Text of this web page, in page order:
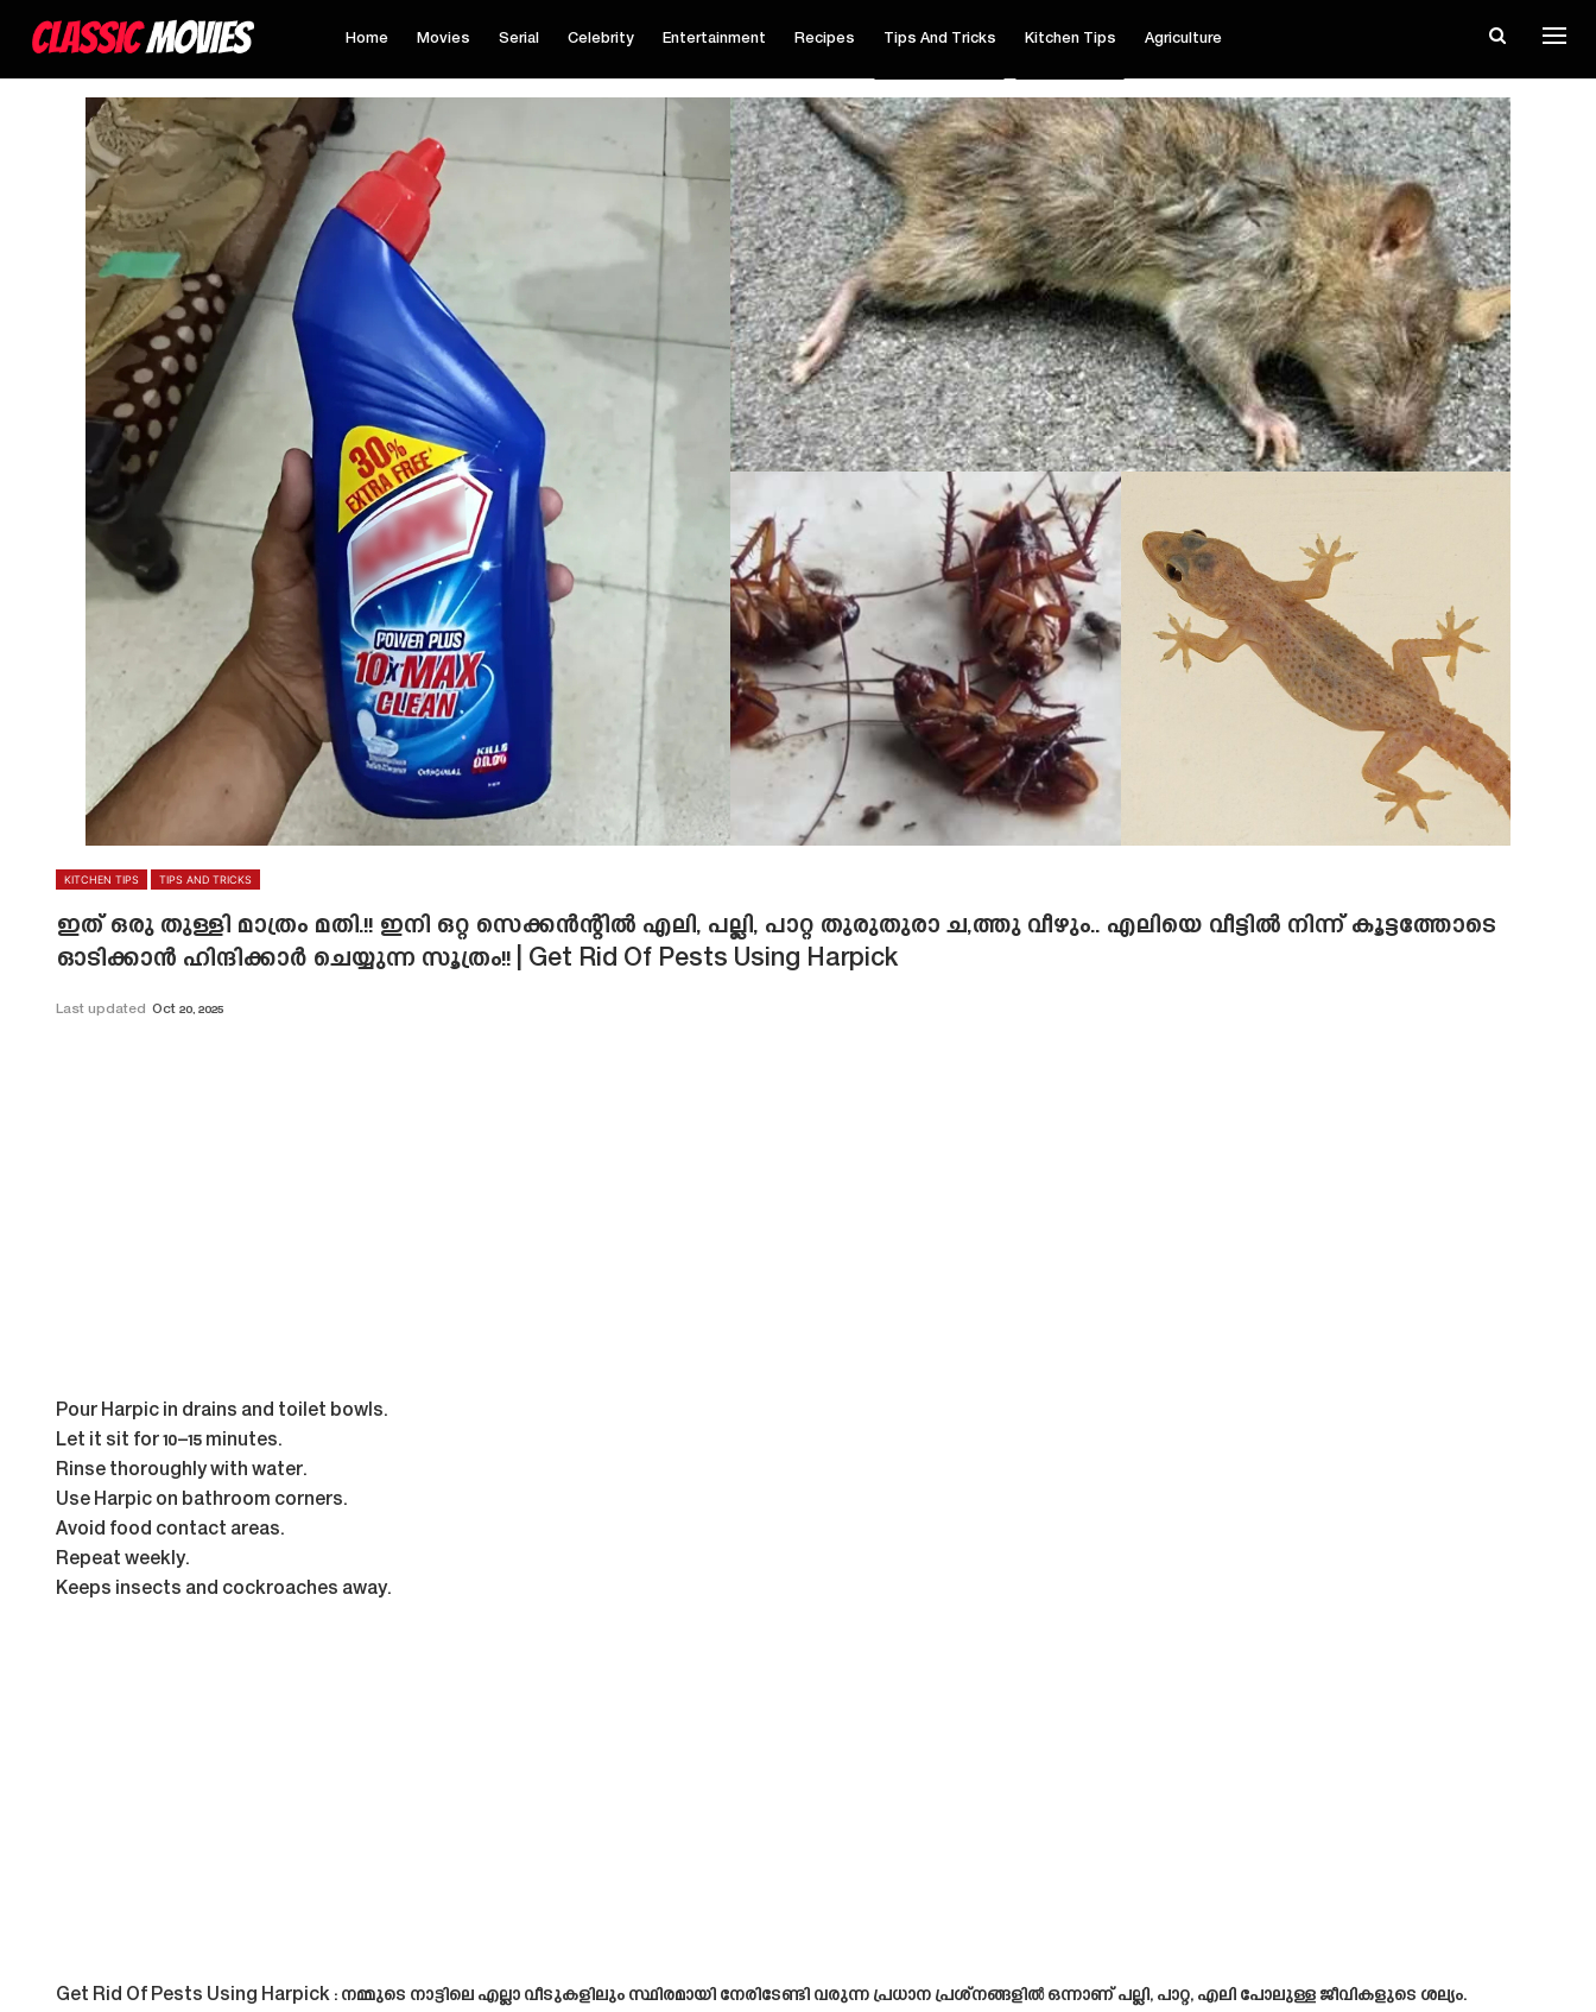
Home Movies Serial Celebrity Entertainment Recipes Tips And Tricks Kitchen Tips Agriculture
KITCHEN TIPS TIPS AND TRICKS
ഇത് ഒരു തുള്ളി മാത്രം മതി.!! ഇനി ഒറ്റ സെക്കൻന്റിൽ എലി, പല്ലി, പാറ്റ തുരുതുരാ ച,ത്തു വീഴും.. എലിയെ വീട്ടിൽ നിന്ന് കൂട്ടത്തോടെ
ഓടിക്കാൻ ഹിന്ദിക്കാർ ചെയ്യുന്ന സൂത്രം!! | Get Rid Of Pests Using Harpick
Last updated Oct 20, 2025
Pour Harpic in drains and toilet bowls.
Let it sit for 10–15 minutes.
Rinse thoroughly with water.
Use Harpic on bathroom corners.
Avoid food contact areas.
Repeat weekly.
Keeps insects and cockroaches away.
Get Rid Of Pests Using Harpick : നമ്മുടെ നാട്ടിലെ എല്ലാ വീടുകളിലും സ്ഥിരമായി നേരിടേണ്ടി വരുന്ന പ്രധാന പ്രശ്നങ്ങളിൽ ഒന്നാണ് പല്ലി, പാറ്റ, എലി പോലുള്ള ജീവികളുടെ ശല്യം.